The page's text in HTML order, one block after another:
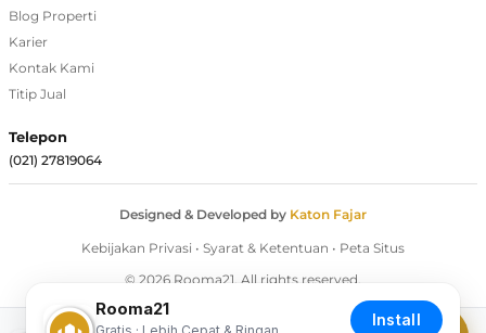
Bali
Blog Properti
Karier
Kontak Kami
Titip Jual
Telepon
(021) 27819064
Designed & Developed by Katon Fajar
Kebijakan Privasi • Syarat & Ketentuan • Peta Situs
© 2026 Rooma21. All rights reserved.
Rooma21
Install